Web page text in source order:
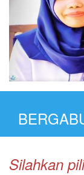
Silahkan